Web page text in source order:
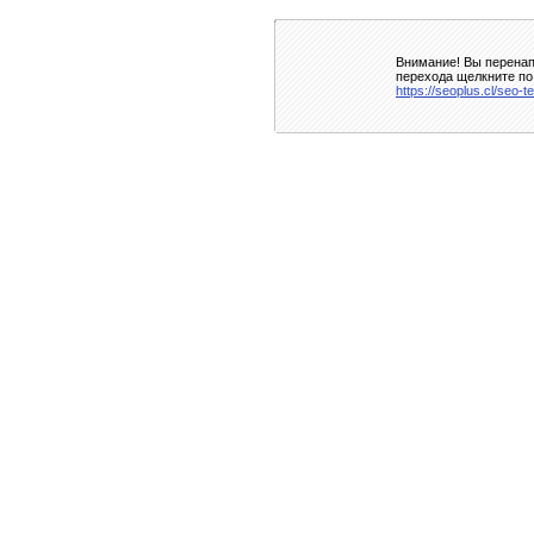
Внимание! Вы
перехода щелкните
https://seoplus.cl/seo-